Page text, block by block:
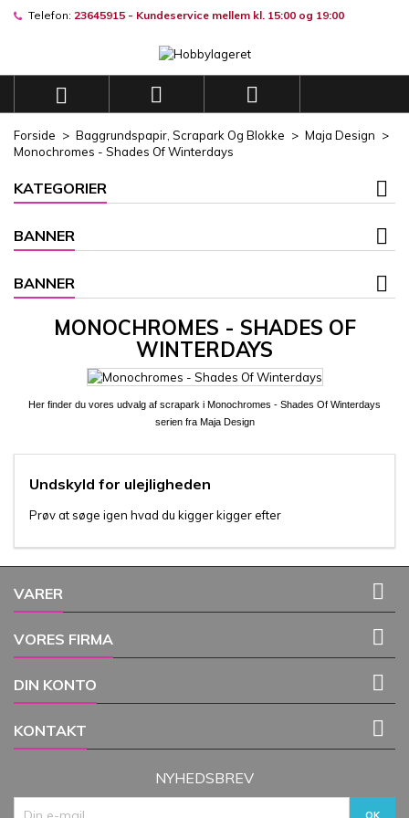
Telefon: 23645915 - Kundeservice mellem kl. 15:00 og 19:00
  
Forside Baggrundspapir, Scrapark Og Blokke
Maja Design
Monochromes - Shades Of Winterdays
KATEGORIER
BANNER
BANNER
MONOCHROMES - SHADES OF
WINTERDAYS
Her finder du vores udvalg af scrapark i Monochromes - Shades Of Winterdays
serien fra Maja Design
Undskyld for ulejligheden
Prøv at søge igen hvad du kigger kigger efter
VARER 
VORES FIRMA 
DIN KONTO 
KONTAKT 
((confirmMessage))
((cancelText)) ((modalDeleteText))
((label))
Du skal være logget på for at gemme produkter på din
ønskeliste.
((cancelText))
NYHEDSBREV